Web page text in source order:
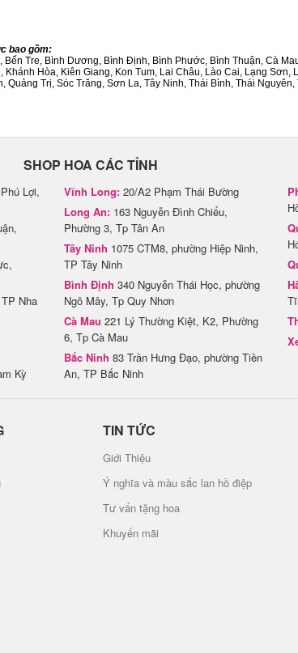
bao gồm:
Bến Tre, Bình Dương, Bình Định, Bình Phước, Bình Thuận, Cà
Hòa, Kiên Giang, Kon Tum, Lai Châu, Lào Cai, Lạng
Trị, Sóc Trăng, Sơn La, Tây Ninh, Thái Bình, Thái
SHOP HOA CÁC TỈNH
Lợi,
Nha
Kỳ
Vĩnh Long: 20/A2 Phạm Thái Bường
Long An: 163 Nguyễn Đình Chiểu,
Phường 3, Tp Tân An
Tây Ninh 1075 CTM8, phường Hiệp Ninh,
TP Tây Ninh
Bình Định 340 Nguyễn Thái Học, phường
Ngô Mây, Tp Quy Nhơn
Cà Mau 221 Lý Thường Kiệt, K2, Phường
6, Tp Cà Mau
Bắc Ninh 83 Trần Hưng Đạo, phường Tiền
An, TP Bắc Ninh
TIN TỨC
Giới Thiệu
Ý nghĩa và màu sắc lan hồ điệp
Tư vấn tặng hoa
Khuyến mãi